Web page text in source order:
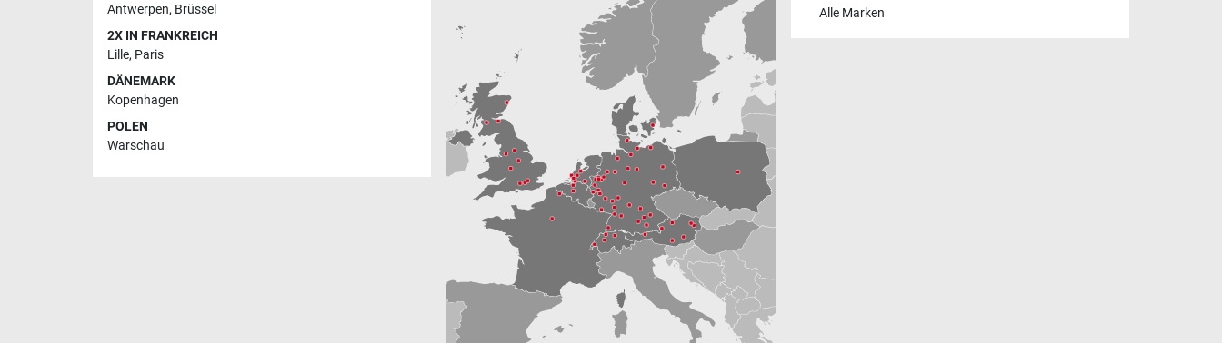
Antwerpen, Brüssel
2X IN FRANKREICH
Lille, Paris
DÄNEMARK
Kopenhagen
POLEN
Warschau
Alle Marken